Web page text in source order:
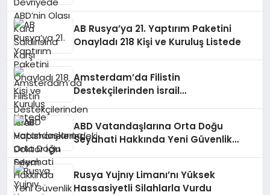
AB Rusya’ya 21. Yaptırım Paketini
Onayladı 218 Kişi ve Kuruluş Listede
Amsterdam’da Filistin
Destekçilerinden İsrail
Hapishanelerindeki Doktor İçin Eylem
ABD Vatandaşlarına Orta Doğu
Seyahati Hakkında Yeni Güvenlik
Rusya Yujnıy Limanı’nı Yüksek
Hassasiyetli Silahlarla Vurdu